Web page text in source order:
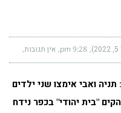
9:28 pm אין תגובות
ואבי אימצו שני ילדים
"בית יהודי" בכפר נידח